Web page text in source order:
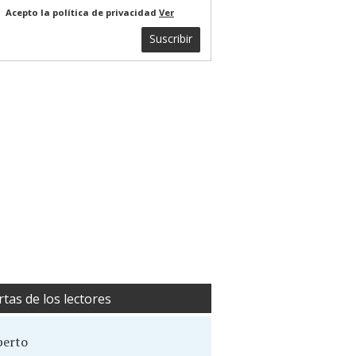
Acepto la política de privacidad Ver
Suscribir
de los lectores